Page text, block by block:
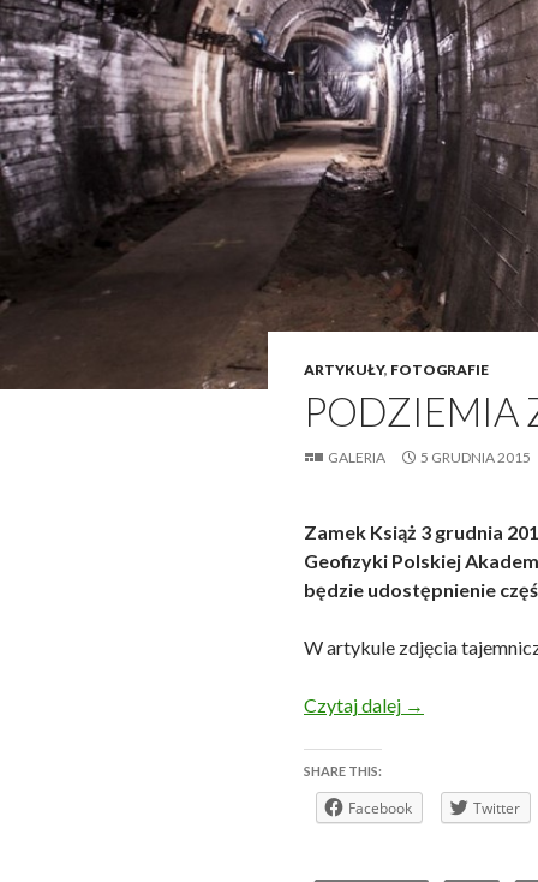
ARTYKUŁY, FOTOGRAFIE
PODZIEMIA
GALERIA 5 GRUDNIA 2015
Zamek Książ 3 grudnia
Geofizyki Polskiej
będzie udostępnienie
W artykule zdjęcia
Czytaj dalej Podziemia
→
SHARE THIS:
Facebook Twitter